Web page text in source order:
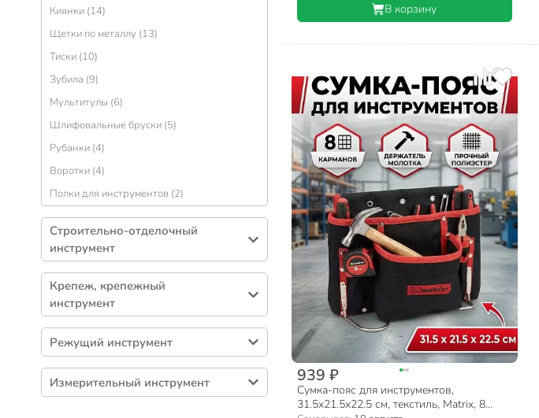
Киянки (14)
Щетки по металлу (13)
Тиски (10)
Зубила (9)
Мультитулы (6)
Шлифовальные бруски (5)
Рубанки (4)
Воротки (4)
Полки для инструментов (2)
Строительно-отделочный
инструмент
Валики, шубки (243)
Кисти (176)
Шпатели (85)
Разметочные инструменты (82)
Ванночки для краски (25)
Крепеж, крепежный
инструмент
Хомуты (185)
Саморезы (159)
Гвозди (41)
Струбцины (38)
Режущий инструмент
Ножовки (47)
Клещи (27)
Измерительный инструмент
В корзину
939 ₽
Сумка-пояс для инструментов,
31.5х21.5х22.5 см, текстиль, Matrix, 8